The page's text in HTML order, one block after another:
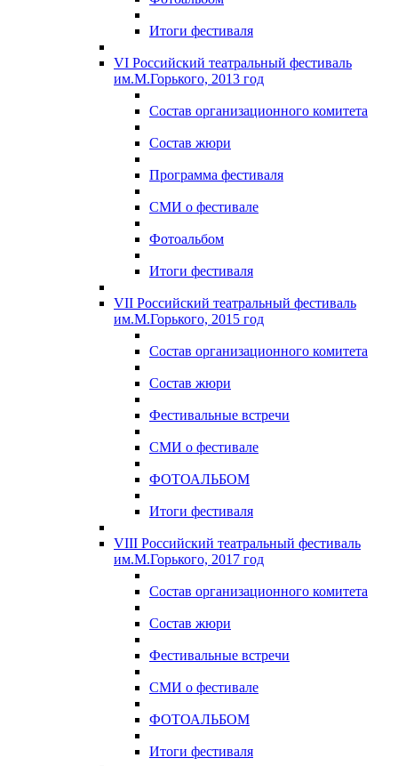
Итоги фестиваля
VI Российский театральный фестиваль
им.М.Горького, 2013 год
Состав организационного комитета
Состав жюри
Программа фестиваля
СМИ о фестивале
Фотоальбом
Итоги фестиваля
VII Российский театральный фестиваль
им.М.Горького, 2015 год
Состав организационного комитета
Состав жюри
Фестивальные встречи
СМИ о фестивале
ФОТОАЛЬБОМ
Итоги фестиваля
VIII Российский театральный фестиваль
им.М.Горького, 2017 год
Состав организационного комитета
Состав жюри
Фестивальные встречи
СМИ о фестивале
ФОТОАЛЬБОМ
Итоги фестиваля